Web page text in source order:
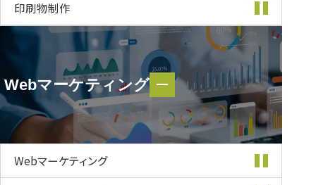
印刷物制作
Webマーケティング
Webマーケティング
Webマーケティング